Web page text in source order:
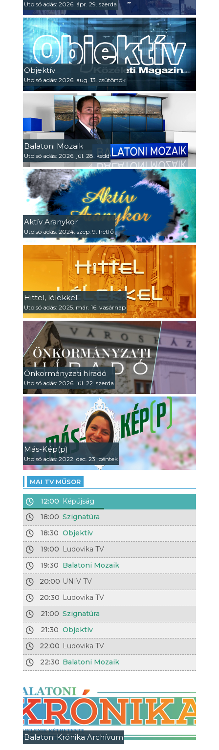
Utolsó adás: 2026. ápr. 29. szerda
Objektív
Utolsó adás: 2026. aug. 13. csütörtök
Balatoni Mozaik
Utolsó adás: 2026. júl. 28. kedd
Aktív Aranykor
Utolsó adás: 2024. szep. 9. hétfő
Hittel, lélekkel
Utolsó adás: 2025. már. 16. vasárnap
Önkormányzati híradó
Utolsó adás: 2026. júl. 22. szerda
Más-Kép(p)
Utolsó adás: 2022. dec. 23. péntek
MAI TV MŰSOR
12:00 Képújság
18:00 Szignatúra
18:30 Objektív
19:00 Ludovika TV
19:30 Balatoni Mozaik
20:00 UNIV TV
20:30 Ludovika TV
21:00 Szignatúra
21:30 Objektív
22:00 Ludovika TV
22:30 Balatoni Mozaik
Balatoni Krónika Archívum